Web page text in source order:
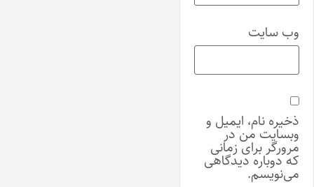
وب‌ سایت
ذخیره نام، ایمیل و
وبسایت من در
مرورگر برای زمانی
که دوباره دیدگاهی
می‌نویسم.